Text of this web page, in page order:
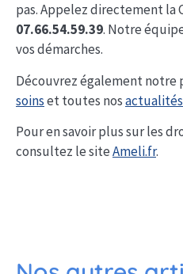
pas. Appelez directement la
07.66.54.59.39. Notre
vos démarches.
Découvrez également notre
soinset toutes nosactualités
Pour en savoir plus sur les
consultez le siteAmeli.fr.